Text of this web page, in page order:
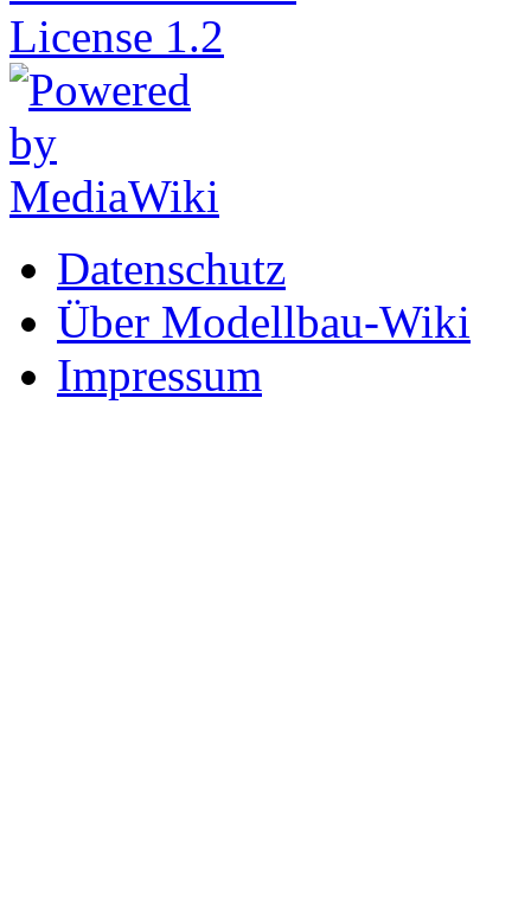
Datenschutz
Über Modellbau-Wiki
Impressum